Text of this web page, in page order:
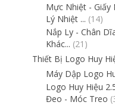
Mực Nhiệt - Giấy
Lý Nhiệt ... (14)
Nắp Ly - Chân
Khác... (21)
Thiết Bị Logo Huy
Máy Dập Logo
Logo Huy Hiệu
Đeo - Móc Treo